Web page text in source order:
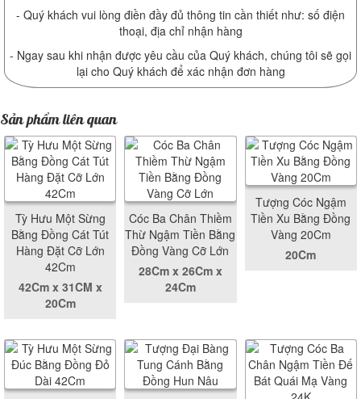
- Quý khách vui lòng điền đầy đủ thông tin cần thiết như: số điện
thoại, địa chỉ nhận hàng
- Ngay sau khi nhận được yêu cầu của Quý khách, chúng tôi sẽ gọi
lại cho Quý khách để xác nhận đơn hàng
Sản phẩm liên quan
Tỳ Hưu Một Sừng
Bằng Đồng Cát Tút
Hàng Đặt Cỡ Lớn
42Cm
42Cm x 31CM x
20Cm
Cóc Ba Chân Thiềm
Thừ Ngậm Tiền Bằng
Đồng Vàng Cỡ Lớn
28Cm x 26Cm x
24Cm
Tượng Cóc Ngậm
Tiền Xu Bằng Đồng
Vàng 20Cm
20Cm